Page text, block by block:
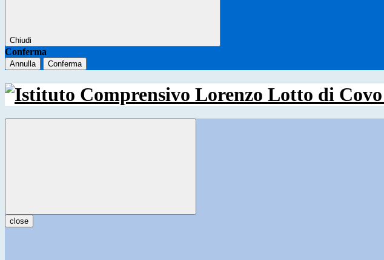
Chiudi
Conferma
Annulla Conferma
close